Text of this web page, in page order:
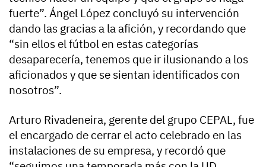
fuerte”. Ángel López concluyó su intervención
dando las gracias a la afición, y recordando que
“sin ellos el fútbol en estas categorías
desaparecería, tenemos que ir ilusionando a los
aficionados y que se sientan identificados con
nosotros”.
Arturo Rivadeneira, gerente del grupo CEPAL, fue
el encargado de cerrar el acto celebrado en las
instalaciones de su empresa, y recordó que